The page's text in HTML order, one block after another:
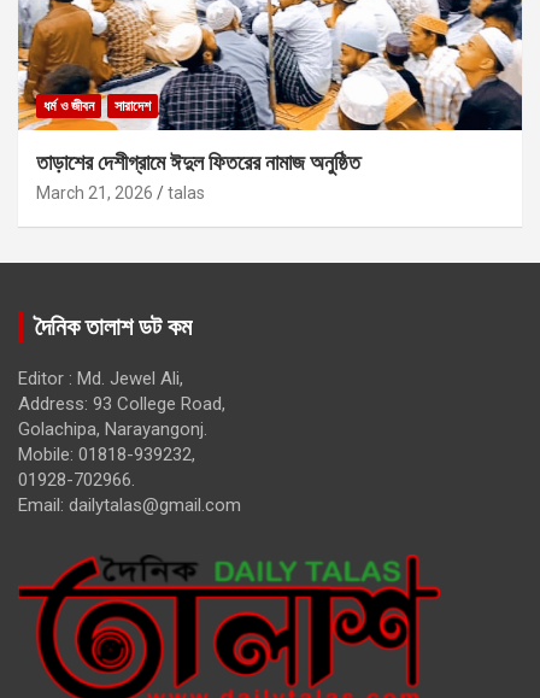
ধর্ম ও জীবন সারাদেশ
তাড়াশের দেশীগ্রামে ঈদুল ফিতরের নামাজ অনুষ্ঠিত
March 21, 2026 talas
দৈনিক তালাশ ডট কম
Editor : Md. Jewel Ali,
Address: 93 College Road,
Golachipa, Narayangonj.
Mobile: 01818-939232,
01928-702966.
Email: dailytalas@gmail.com